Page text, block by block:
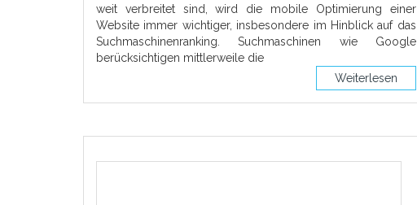
weit verbreitet sind, wird die mobile Optimierung einer
Website immer wichtiger, insbesondere im Hinblick auf das
Suchmaschinenranking. Suchmaschinen wie Google
berücksichtigen mittlerweile die
Weiterlesen